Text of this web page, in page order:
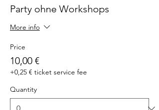
Party ohne Workshops
More info
Price
10,00 €
+0,25 € ticket service fee
Quantity